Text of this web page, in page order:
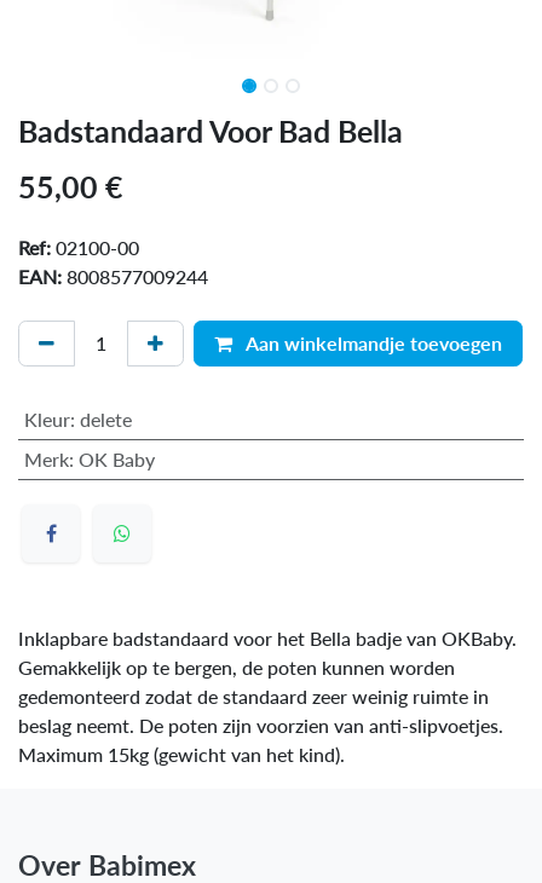
Badstandaard Voor Bad Bella
55,00 €
Ref: 02100-00
EAN: 8008577009244
Aan winkelmandje toevoegen
Kleur: delete
Merk: OK Baby
Inklapbare badstandaard voor het Bella badje van OKBaby.
Gemakkelijk op te bergen, de poten kunnen worden
gedemonteerd zodat de standaard zeer weinig ruimte in
beslag neemt. De poten zijn voorzien van anti-slipvoetjes.
Maximum 15kg (gewicht van het kind).
Over Babimex